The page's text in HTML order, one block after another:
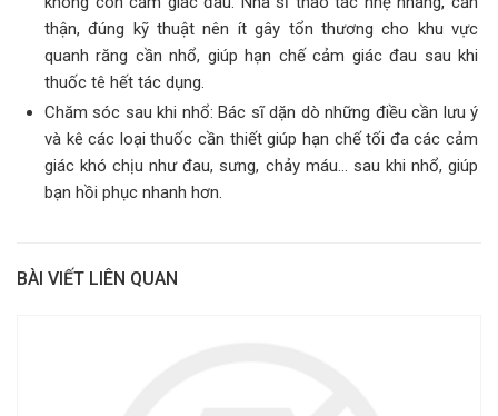
thận, đúng kỹ thuật nên ít gây tổn thương cho khu vực
quanh răng cần nhổ, giúp hạn chế cảm giác đau sau khi
thuốc tê hết tác dụng.
Chăm sóc sau khi nhổ: Bác sĩ dặn dò những điều cần lưu ý
và kê các loại thuốc cần thiết giúp hạn chế tối đa các cảm
giác khó chịu như đau, sưng, chảy máu… sau khi nhổ, giúp
bạn hồi phục nhanh hơn.
BÀI VIẾT LIÊN QUAN